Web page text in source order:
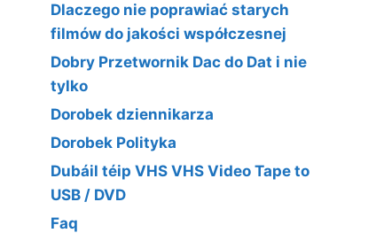
Dlaczego nie poprawiać starych
filmów do jakości współczesnej
Dobry Przetwornik Dac do Dat i nie
tylko
Dorobek dziennikarza
Dorobek Polityka
Dubáil téip VHS VHS Video Tape to
USB / DVD
Faq